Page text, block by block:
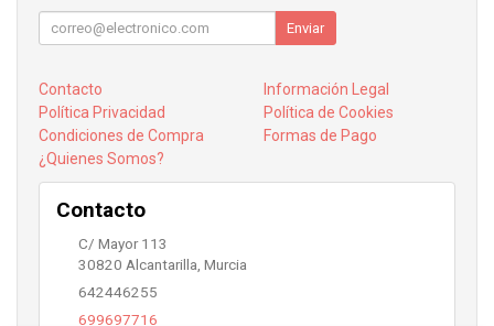
Enviar
Contacto
Información Legal
Política Privacidad
Política de Cookies
Condiciones de Compra
Formas de Pago
¿Quienes Somos?
Contacto
C/ Mayor 113
30820 Alcantarilla Murcia
642446255
699697716